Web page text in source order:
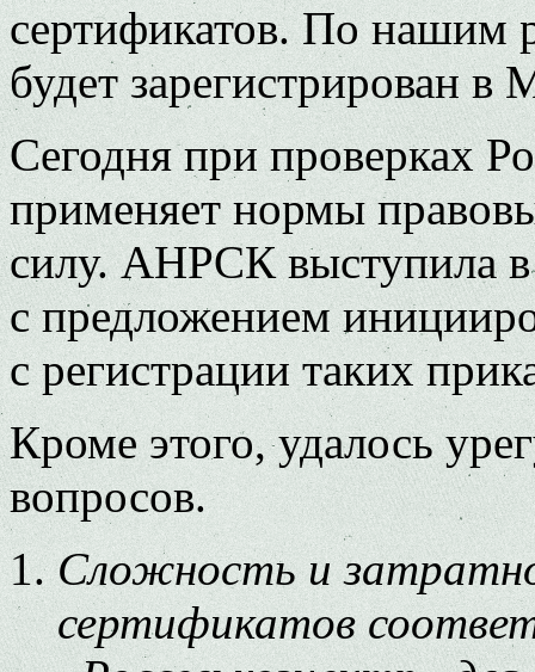
сертификатов. По нашим
будет зарегистрирован
Сегодня при проверках
применяет нормы
силу. АНРСК выступила
с предложением
с регистрации таких
Кроме этого, удалось
вопросов.
Сложность и
сертификатов